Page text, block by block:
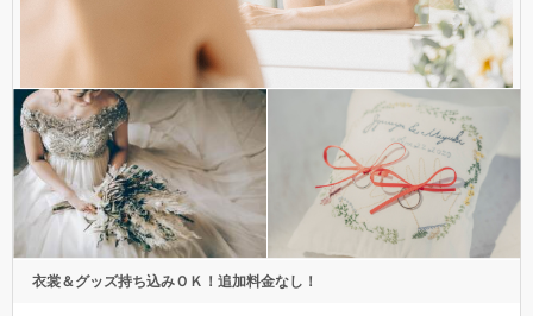
衣裳＆グッズ持ち込みＯＫ！追加料金なし！